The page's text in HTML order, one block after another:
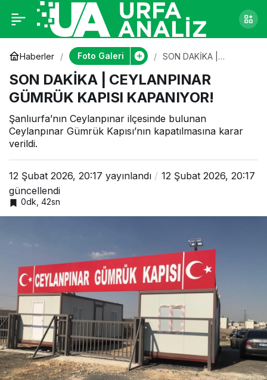
Haberler Foto Galeri
SON DAKİKA |
GÜMRÜK KAPISI
KAPANIYOR!
SON DAKİKA | CEYLANPINAR
GÜMRÜK KAPISI KAPANIYOR!
Şanlıurfa’nın Ceylanpınar ilçesinde bulunan
Ceylanpınar Gümrük Kapısı’nın kapatılmasına karar
verildi.
12 Şubat 2026, 20:17 yayınlandı
12 Şubat 2026, 20:17
güncellendi
0dk, 42sn
SON DAKİKA |
CEYLANPINAR
GÜMRÜK KAPISI
KAPANIYOR!
0